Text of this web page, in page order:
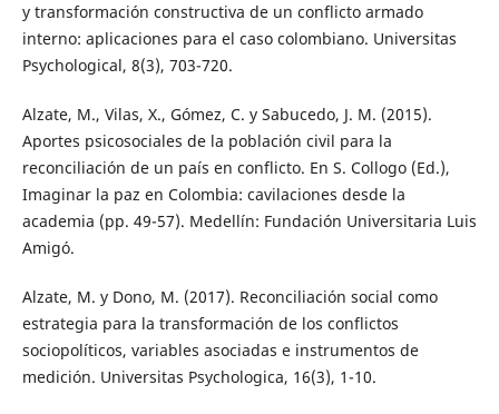
y transformación constructiva de un conflicto armado
interno: aplicaciones para el caso colombiano. Universitas
Psychological, 8(3), 703-720.
Alzate, M., Vilas, X., Gómez, C. y Sabucedo, J. M. (2015).
Aportes psicosociales de la población civil para la
reconciliación de un país en conflicto. En S. Collogo (Ed.),
Imaginar la paz en Colombia: cavilaciones desde la
academia (pp. 49-57). Medellín: Fundación Universitaria Luis
Amigó.
Alzate, M. y Dono, M. (2017). Reconciliación social como
estrategia para la transformación de los conflictos
sociopolíticos, variables asociadas e instrumentos de
medición. Universitas Psychologica, 16(3), 1-10.